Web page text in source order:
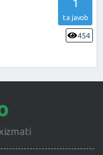
ta javob
454